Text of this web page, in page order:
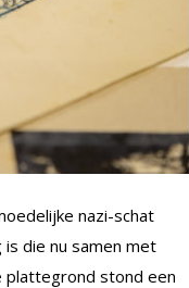
nazi-schat
die nu samen met
plattegrond stond een